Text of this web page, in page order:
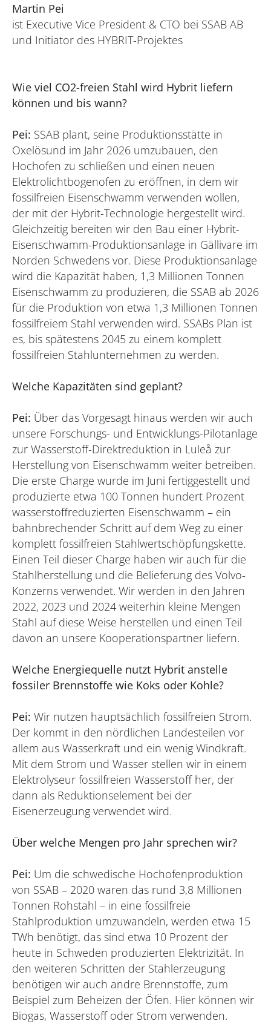
Martin Pei
ist Executive Vice President & CTO bei SSAB AB
und Initiator des HYBRIT-Projektes
Wie viel CO2-freien Stahl wird Hybrit liefern
können und bis wann?
Pei: SSAB plant, seine Produktionsstätte in
Oxelösund im Jahr 2026 umzubauen, den
Hochofen zu schließen und einen neuen
Elektrolichtbogenofen zu eröffnen, in dem wir
fossilfreien Eisenschwamm verwenden wollen,
der mit der Hybrit-Technologie hergestellt wird.
Gleichzeitig bereiten wir den Bau einer Hybrit-
Eisenschwamm-Produktionsanlage in Gällivare im
Norden Schwedens vor. Diese Produktionsanlage
wird die Kapazität haben, 1,3 Millionen Tonnen
Eisenschwamm zu produzieren, die SSAB ab 2026
für die Produktion von etwa 1,3 Millionen Tonnen
fossilfreiem Stahl verwenden wird. SSABs Plan ist
es, bis spätestens 2045 zu einem komplett
fossilfreien Stahlunternehmen zu werden.
Welche Kapazitäten sind geplant?
Pei: Über das Vorgesagt hinaus werden wir auch
unsere Forschungs- und Entwicklungs-Pilotanlage
zur Wasserstoff-Direktreduktion in Luleå zur
Herstellung von Eisenschwamm weiter betreiben.
Die erste Charge wurde im Juni fertiggestellt und
produzierte etwa 100 Tonnen hundert Prozent
wasserstoffreduzierten Eisenschwamm – ein
bahnbrechender Schritt auf dem Weg zu einer
komplett fossilfreien Stahlwertschöpfungskette.
Einen Teil dieser Charge haben wir auch für die
Stahlherstellung und die Belieferung des Volvo-
Konzerns verwendet. Wir werden in den Jahren
2022, 2023 und 2024 weiterhin kleine Mengen
Stahl auf diese Weise herstellen und einen Teil
davon an unsere Kooperationspartner liefern.
Welche Energiequelle nutzt Hybrit anstelle
fossiler Brennstoffe wie Koks oder Kohle?
Pei: Wir nutzen hauptsächlich fossilfreien Strom.
Der kommt in den nördlichen Landesteilen vor
allem aus Wasserkraft und ein wenig Windkraft.
Mit dem Strom und Wasser stellen wir in einem
Elektrolyseur fossilfreien Wasserstoff her, der
dann als Reduktionselement bei der
Eisenerzeugung verwendet wird.
Über welche Mengen pro Jahr sprechen wir?
Pei: Um die schwedische Hochofenproduktion
von SSAB – 2020 waren das rund 3,8 Millionen
Tonnen Rohstahl – in eine fossilfreie
Stahlproduktion umzuwandeln, werden etwa 15
TWh benötigt, das sind etwa 10 Prozent der
heute in Schweden produzierten Elektrizität. In
den weiteren Schritten der Stahlerzeugung
benötigen wir auch andre Brennstoffe, zum
Beispiel zum Beheizen der Öfen. Hier können wir
Biogas, Wasserstoff oder Strom verwenden.